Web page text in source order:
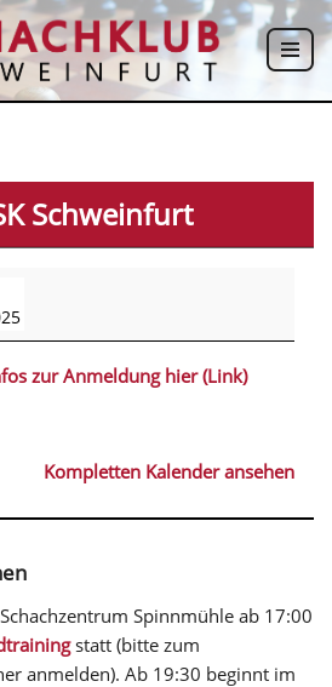
Schweinfurt
zur Anmeldung hier (Link)
Kompletten Kalender ansehen
Spinnmühle ab 17:00
statt (bitte zum
anmelden). Ab 19:30 beginnt im